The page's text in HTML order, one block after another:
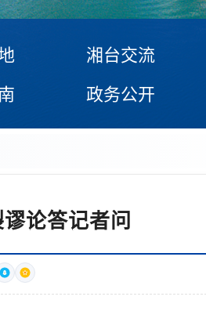
湘台交流
政务公开
论答记者问